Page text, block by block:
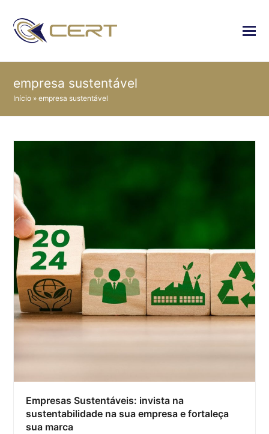
empresa sustentável
Início »empresa sustentável
Empresas Sustentáveis: invista na
sustentabilidade na sua empresa e fortaleça
sua marca